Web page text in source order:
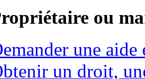
ou
une aide
un droit,